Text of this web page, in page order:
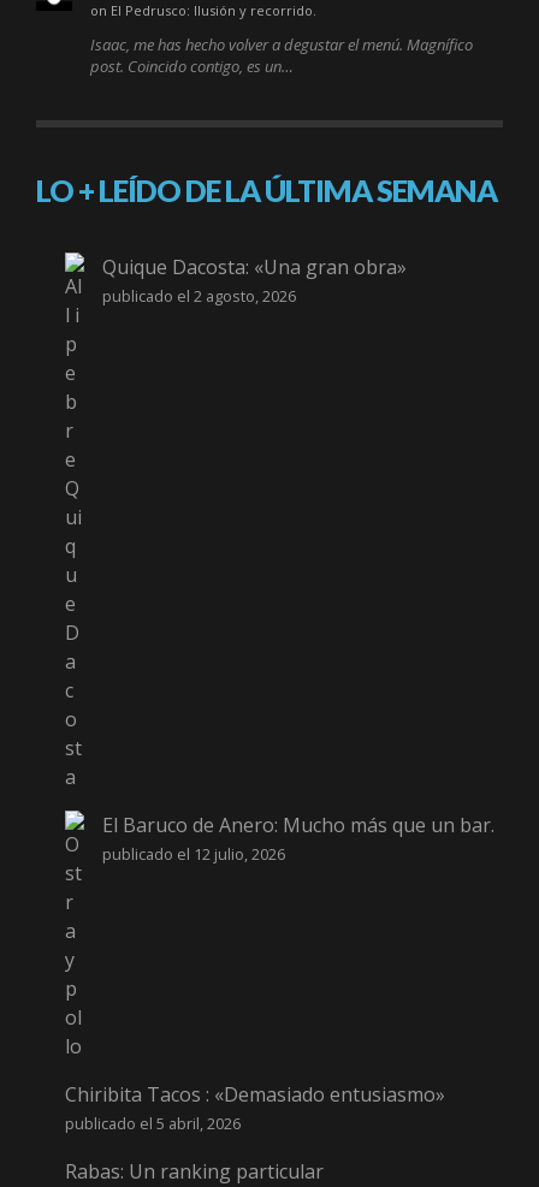
on El Pedrusco: Ilusión y recorrido.
Isaac, me has hecho volver a degustar el menú. Magnífico
post. Coincido contigo, es un…
LO + LEÍDO DE LA ÚLTIMA SEMANA
Quique Dacosta: «Una gran obra»
publicado el 2 agosto, 2026
El Baruco de Anero: Mucho más que un bar.
publicado el 12 julio, 2026
Chiribita Tacos : «Demasiado entusiasmo»
publicado el 5 abril, 2026
Rabas: Un ranking particular